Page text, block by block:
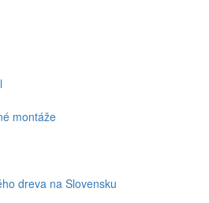
montáže
dreva na Slovensku